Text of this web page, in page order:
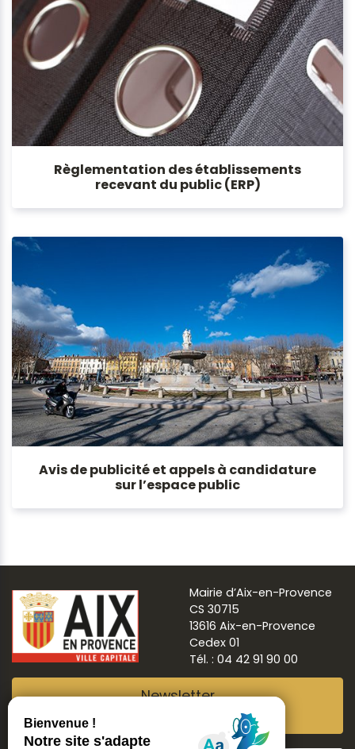
Règlementation des établissements
recevant du public (ERP)
Avis de publicité et appels à candidature
sur l’espace public
Mairie d’Aix-en-Provence
CS 30715
13616 Aix-en-Provence
Cedex 01
Tél. : 04 42 91 90 00
Newsletter